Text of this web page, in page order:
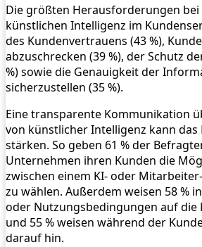
Die größten Herausforderungen
künstlichen Intelligenz im
des Kundenvertrauens (43 %),
abzuschrecken (39 %), der Schutz
%) sowie die Genauigkeit der
sicherzustellen (35 %).
Eine transparente Kommunikation
von künstlicher Intelligenz kann
stärken. So geben 61 % der
Unternehmen ihren Kunden die
zwischen einem KI- oder
zu wählen. Außerdem weisen 58 %
oder Nutzungsbedingungen auf die
und 55 % weisen während der
darauf hin.